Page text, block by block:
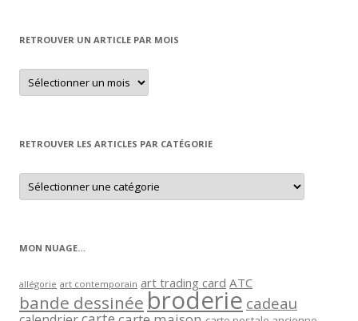
RETROUVER UN ARTICLE PAR MOIS
Retrouver
un
article
RETROUVER LES ARTICLES PAR CATÉGORIE
Retrouver
les
articles
MON NUAGE…
allégorie art contemporain art trading card ATC
bande dessinée broderie cadeau